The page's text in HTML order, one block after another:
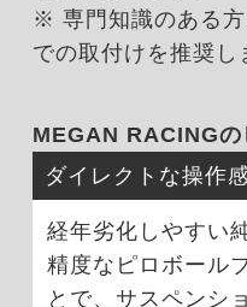
※ 専門知識のある
での取付けを推奨し
MEGAN RACINGの
ダイレクトな操作
経年劣化しやすい
精度なピロボール
とで、サスペンシ